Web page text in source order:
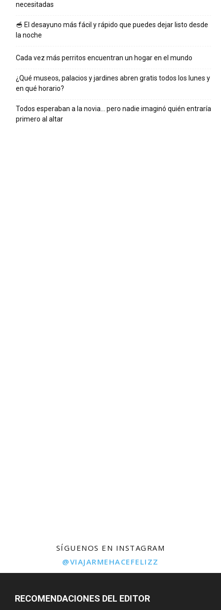
necesitadas
🥣 El desayuno más fácil y rápido que puedes dejar listo desde
la noche
Cada vez más perritos encuentran un hogar en el mundo
¿Qué museos, palacios y jardines abren gratis todos los lunes y
en qué horario?
Todos esperaban a la novia… pero nadie imaginó quién entraría
primero al altar
SÍGUENOS EN INSTAGRAM
@VIAJARMEHACEFELIZZ
RECOMENDACIONES DEL EDITOR